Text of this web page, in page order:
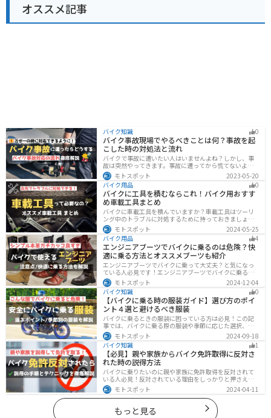
オススメ記事
バイク知識 0
バイク事故現場でやるべきことは何？事故を起
こした時の対処法と流れ
バイクで事故に遭いたい人はいませんよね？しかし、事
故は突然やってきます。事故に遭ってから慌てないよう
に対処法を知っておきましょう。自分が加害者になった
時、被害者になった時、それぞれどんな対応をすれば良
いのかまとめました。
モトスポット
2023-05-20
バイク用品
0
バイクに工具を積むならこれ！バイク用おすす
め車載工具まとめ
バイクに車載工具を積んでいますか？車載工具はツーリ
ング中のトラブルに対処するために持っておきましょ
う。車載工具でどんなことができるのか、どんな車載工
具を持っておけばいいのかなど、バイク用車載工具につ
いて紹介します！
モトスポット
2024-05-25
バイク用品
4
エンジニアブーツでバイクに乗るのは危険？快
適に乗る方法とオススメブーツも紹介
エンジニアブーツでバイクに乗って大丈夫？と気になっ
ている人必見です！エンジニアブーツでバイクに乗るメ
リットデメリット、おすすめのブーツまで徹底解説しま
す。ファッション性が高く、バイクに乗っている時もそ
うじゃない時もかっこよくキメたい人にオススメです。
モトスポット
2024-12-04
バイク知識
0
【バイクに乗る時の服装ガイド】選び方のポイ
ント４選と避けるべき服装
バイクに乗るときの服装に困っている方は必見！この記
事では、バイクに乗る際の服装や季節に応じた選択、避
けるべき服装について解説しています。実は、安全性だ
けでなく、快適性も重要視することが大切です。この記
事を読めば、最適なバイクウェアを選ぶヒントが得られ
ます。
モトスポット
2024-09-18
バイク知識
1
【必見】親や家族からバイク免許取得に反対さ
れた時の説得方法
バイクに乗りたいのに親や家族に免許取得を反対されて
いる人必見！反対されている理由をしっかりと押さえて
おけば相手に理解してもらえます。無闇に説得するので
はなく、誠意を持って対応することが大切です。この記
事では理由や説得の手順、テクニックをまとめました。
モトスポット 2024-04-11
もっと見る